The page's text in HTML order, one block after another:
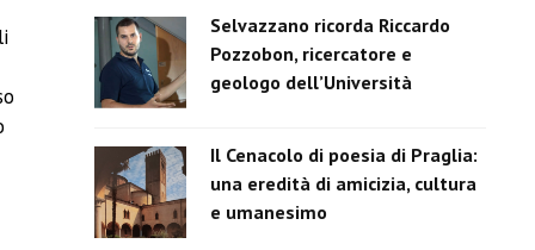
Selvazzano ricorda Riccardo
Pozzobon, ricercatore e
geologo dell’Università
Il Cenacolo di poesia di Praglia:
una eredità di amicizia, cultura
e umanesimo